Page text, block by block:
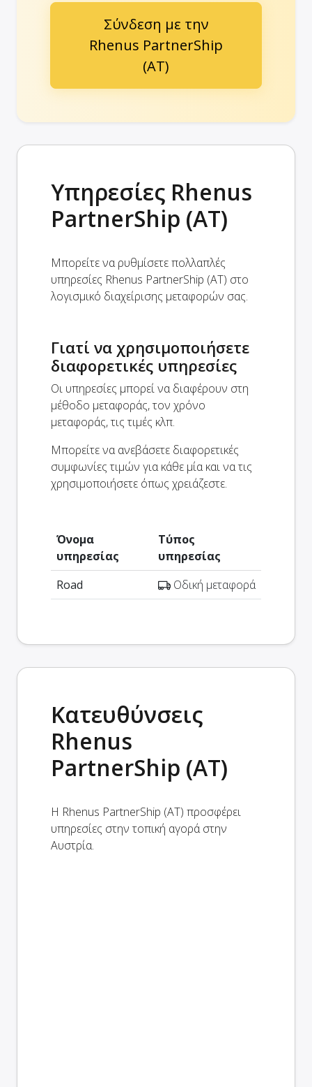
Σύνδεση με την
Rhenus PartnerShip
(AT)
Υπηρεσίες Rhenus
PartnerShip (AT)
Μπορείτε να ρυθμίσετε πολλαπλές
υπηρεσίες Rhenus PartnerShip (AT) στο
λογισμικό διαχείρισης μεταφορών σας.
Γιατί να χρησιμοποιήσετε
διαφορετικές υπηρεσίες
Οι υπηρεσίες μπορεί να διαφέρουν στη
μέθοδο μεταφοράς, τον χρόνο
μεταφοράς, τις τιμές κλπ.
Μπορείτε να ανεβάσετε διαφορετικές
συμφωνίες τιμών για κάθε μία και να τις
χρησιμοποιήσετε όπως χρειάζεστε.
Όνομα
υπηρεσίας
Τύπος
υπηρεσίας
Road
Οδική μεταφορά
Κατευθύνσεις
Rhenus
PartnerShip (AT)
Η Rhenus PartnerShip (AT) προσφέρει
υπηρεσίες στην τοπική αγορά στην
Αυστρία.